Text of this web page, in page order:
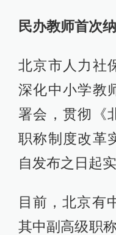
民办教师首次
北京市人力社
深化中小学教
署会，贯彻《
职称制度改革
自发布之日起实
目前，北京有
其中副高级职